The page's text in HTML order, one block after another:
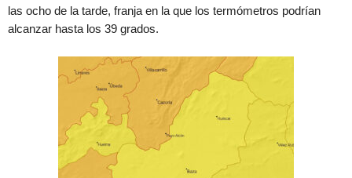
las ocho de la tarde, franja en la que los termómetros podrían
alcanzar hasta los 39 grados.